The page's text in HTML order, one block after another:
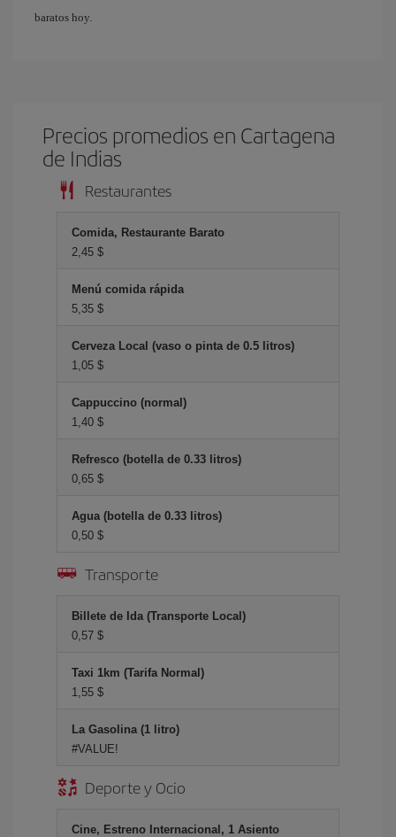
baratos hoy.
Precios promedios en Cartagena
de Indias
Restaurantes
Comida, Restaurante Barato
2,45 $
Menú comida rápida
5,35 $
Cerveza Local (vaso o pinta de 0.5 litros)
1,05 $
Cappuccino (normal)
1,40 $
Refresco (botella de 0.33 litros)
0,65 $
Agua (botella de 0.33 litros)
0,50 $
Transporte
Billete de Ida (Transporte Local)
0,57 $
Taxi 1km (Tarifa Normal)
1,55 $
La Gasolina (1 litro)
#VALUE!
Deporte y Ocio
Cine, Estreno Internacional, 1 Asiento